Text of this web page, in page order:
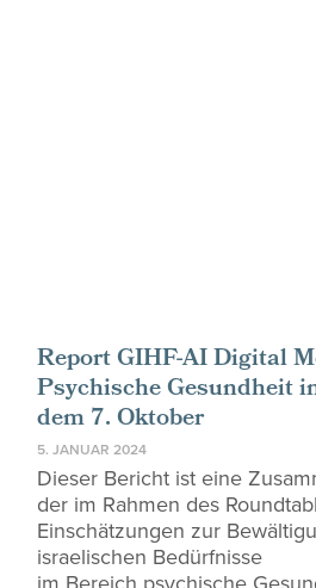
Report GIHF-AI Digital
Psychische Gesundheit
dem 7. Oktober
5. JANUAR 2024
Dieser Bericht ist eine
der im Rahmen des
Einschätzungen zur
israelischen Bedürfnisse